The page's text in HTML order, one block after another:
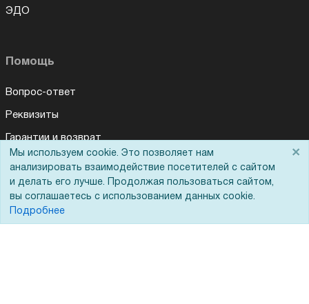
ЭДО
Помощь
Вопрос-ответ
Реквизиты
Гарантии и возврат
Сервисный центр
Вакансии
Обратная связь
Мы используем cookie. Это позволяет нам
анализировать взаимодействие посетителей с сайтом
и делать его лучше. Продолжая пользоваться сайтом,
вы соглашаетесь с использованием данных cookie.
Подробнее
×